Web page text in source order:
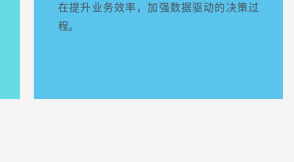
在提升业务效率，加强数据驱动的决策过
程。